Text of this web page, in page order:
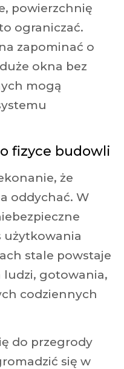
powierzchnię
ograniczać.
zapominać o
okna bez
mogą
fizyce budowli
że
oddychać. W
użytkowania
stale powstaje
gotowania,
codziennych
do przegrody
się w